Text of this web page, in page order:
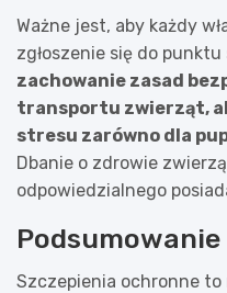
Ważne jest, aby każdy
zgłoszenie się do
zachowanie zasad
transportu zwierząt,
stresu zarówno dla
Dbanie o zdrowie
odpowiedzialnego
Podsumowanie
Szczepienia ochronne